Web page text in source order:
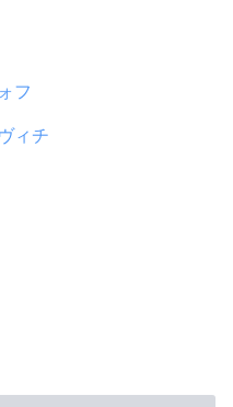
フ
ィチ